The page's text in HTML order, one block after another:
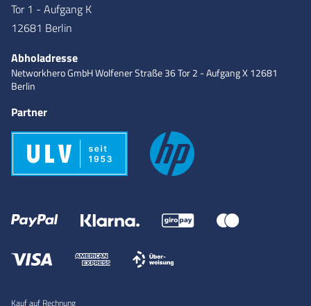
Tor 1 - Aufgang K
12681 Berlin
Abholadresse
Networkhero GmbHWolfener Straße 36Tor 2 - Aufgang X12681
Berlin
Partner
Kauf auf Rechnung